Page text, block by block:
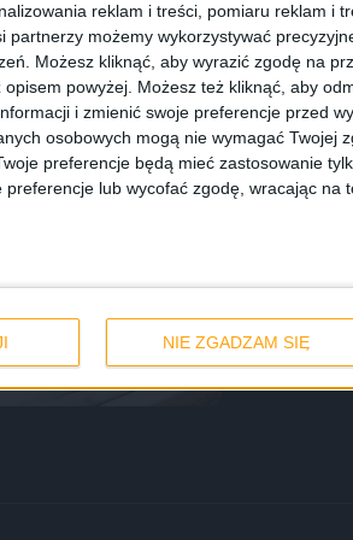
reklam i treści, pomiaru reklam i
partnerzy możemy wykorzystywać
Możesz kliknąć, aby wyrazić zgodę na
powyżej. Możesz też kliknąć, aby
i zmienić swoje preferencje przed
osobowych mogą nie wymagać Twojej
preferencje będą mieć zastosowanie
preferencje lub wycofać zgodę, wracając na
NIE ZGADZAM SIĘ
–